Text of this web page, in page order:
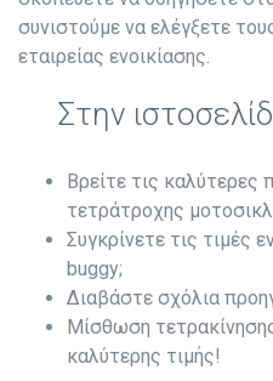
συνιστούμε να ελέγξετε
εταιρείας ενοικίασης.
Στην
Βρείτε τις καλύτερες
τετράτροχης
Συγκρίνετε τις τιμές
buggy;
Διαβάστε σχόλια
Μίσθωση
καλύτερης τιμής!